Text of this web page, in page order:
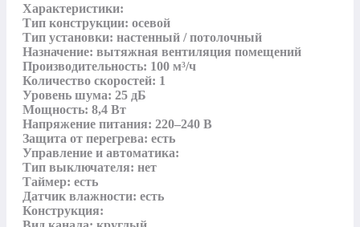
Характеристики:
Тип конструкции: осевой
Тип установки: настенный / потолочный
Назначение: вытяжная вентиляция помещений
Производительность: 100 м³/ч
Количество скоростей: 1
Уровень шума: 25 дБ
Мощность: 8,4 Вт
Напряжение питания: 220–240 В
Защита от перегрева: есть
Управление и автоматика:
Тип выключателя: нет
Таймер: есть
Датчик влажности: есть
Конструкция: